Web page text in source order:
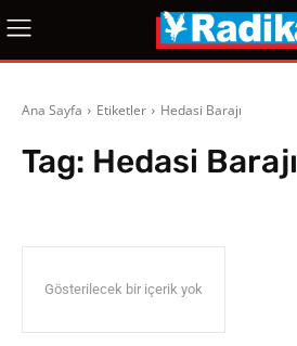
Ana Sayfa Etiketler Hedasi Barajı
Tag: Hedasi Barajı
Gösterilecek bir içerik yok